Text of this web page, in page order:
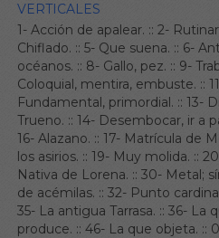
VERTICALES
1- Acción de apalear. :: 2-
Chiflado. :: 5- Que suena. :: 6-
océanos. :: 8- Gallo, pez. :: 9-
Coloquial, mentira, embuste. ::
Fundamental, primordial. :: 13-
Trueno. :: 14- Desembocar, ir a
16- Alazano. :: 17- Matrícula de
los asirios. :: 19- Muy molida. ::
Nativa de Lorena. :: 30- Metal;
de acémilas. :: 32- Punto
35- La antigua Tarrasa. :: 36- La
produce. :: 46- La que objeta. ::